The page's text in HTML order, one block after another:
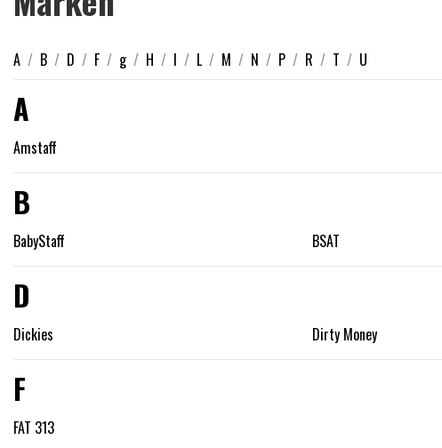
A / B / D / F / g / H / I / L / M / N / P / R / T / U
A
Amstaff
B
BabyStaff BSAT
D
Dickies Dirty Money
F
FAT 313